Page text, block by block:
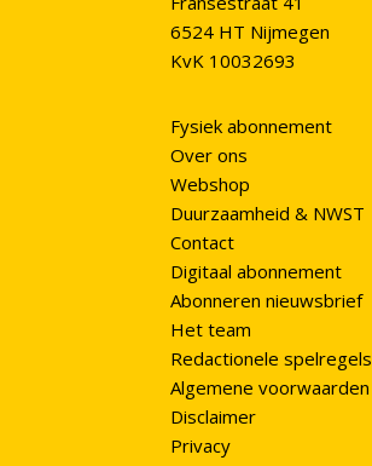
6524 HT Nijmegen
KvK 10032693
Fysiek abonnement
Over ons
Webshop
Duurzaamheid & NWST
Contact
Digitaal abonnement
Abonneren nieuwsbrief
Het team
Redactionele spelregels
Algemene voorwaarden
Disclaimer
Privacy